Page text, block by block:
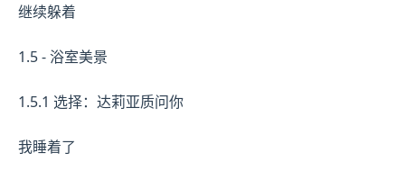
继续躲着
1.5 - 浴室美景
1.5.1 选择：达莉亚质问你
我睡着了